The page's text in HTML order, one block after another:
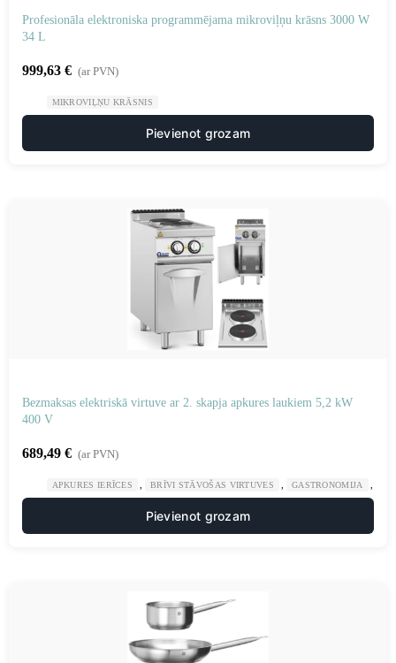
Profesionāla elektroniska programmējama mikroviļņu krāsns 3000 W
34 L
999,63 € (ar PVN)
MIKROVIĻŅU KRĀSNIS
Pievienot grozam
Bezmaksas elektriskā virtuve ar 2. skapja apkures laukiem 5,2 kW
400 V
689,49 € (ar PVN)
APKURES IERĪCES BRĪVI STĀVOŠAS VIRTUVES GASTRONOMIJA
Pievienot grozam